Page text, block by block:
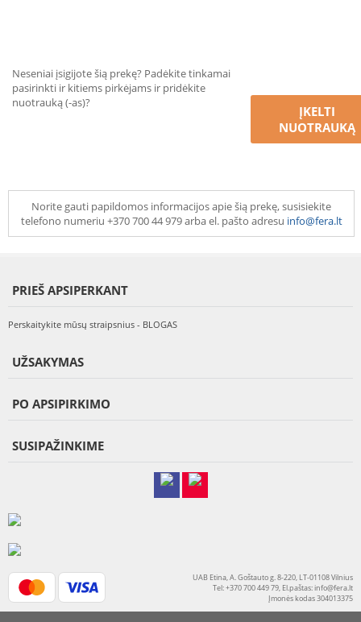
Neseniai įsigijote šią prekę? Padėkite tinkamai
pasirinkti ir kitiems pirkėjams ir pridėkite
nuotrauką (-as)?
ĮKELTI
NUOTRAUKĄ
Norite gauti papildomos informacijos apie šią prekę, susisiekite
telefono numeriu +370 700 44 979 arba el. pašto adresu info@fera.lt
PRIEŠ APSIPERKANT
Perskaitykite mūsų straipsnius - BLOGAS
UŽSAKYMAS
PO APSIPIRKIMO
SUSIPAŽINKIME
UAB Etina, A. Goštauto g. 8-220, LT-01108 Vilnius
Tel: +370 700 449 79, El.paštas:info@fera.lt
Įmonės kodas 304013375